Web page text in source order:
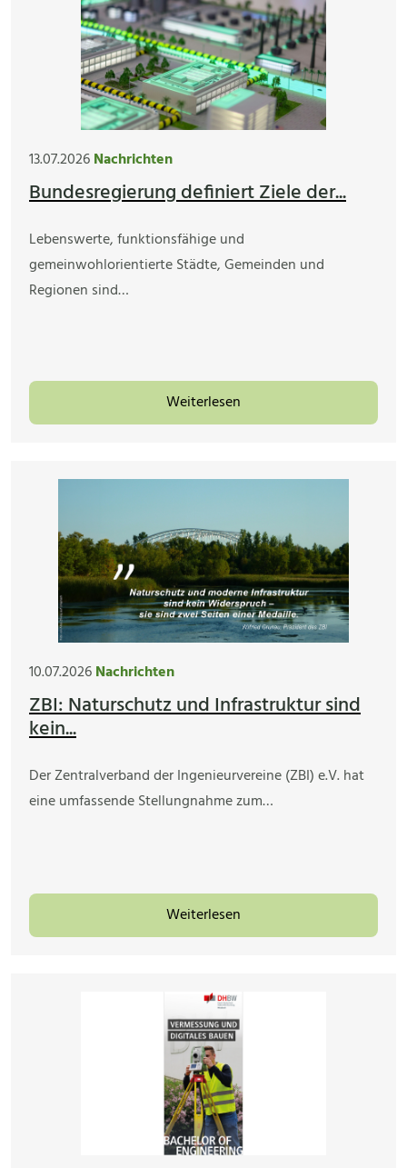
13.07.2026Nachrichten
Bundesregierung definiert Ziele der...
Lebenswerte, funktionsfähige und
gemeinwohlorientierte Städte, Gemeinden und
Regionen sind…
Weiterlesen
10.07.2026Nachrichten
ZBI: Naturschutz und Infrastruktur sind
kein...
Der Zentralverband der Ingenieurvereine (ZBI) e.V. hat
eine umfassende Stellungnahme zum…
Weiterlesen